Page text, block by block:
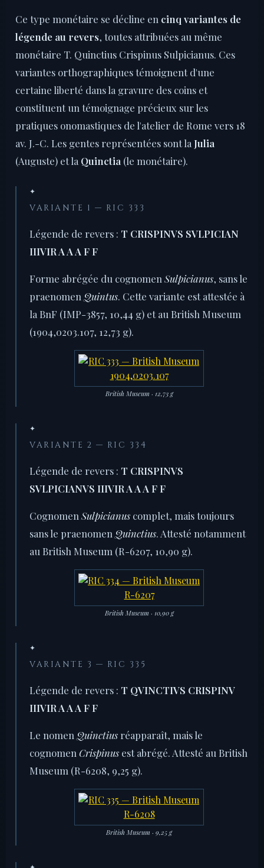
Ce type monétaire se décline en cinq variantes de
légende au revers, toutes attribuées au même
monétaire T. Quinctius Crispinus Sulpicianus. Ces
variantes orthographiques témoignent d'une
certaine liberté dans la gravure des coins et
constituent un témoignage précieux sur les
pratiques onomastiques de l'atelier de Rome vers 18
av. J.-C. Les gentes représentées sont la Julia
(Auguste) et la Quinctia (le monétaire).
✦
VARIANTE 1 — RIC 333
Légende de revers : T CRISPINVS SVLPICIAN
IIIVIR A A A F F
Forme abrégée du cognomen Sulpicianus, sans le
praenomen Quintus. Cette variante est attestée à
la BnF (IMP-3857, 10,44 g) et au British Museum
(1904,0203.107, 12,73 g).
British Museum · 12,73 g
✦
VARIANTE 2 — RIC 334
Légende de revers : T CRISPINVS
SVLPICIANVS IIIVIR A A A F F
Cognomen Sulpicianus complet, mais toujours
sans le praenomen Quinctius. Attesté notamment
au British Museum (R-6207, 10,90 g).
British Museum · 10,90 g
✦
VARIANTE 3 — RIC 335
Légende de revers : T QVINCTIVS CRISPINV
IIIVIR A A A F F
Le nomen Quinctius réapparaît, mais le
cognomen Crispinus est abrégé. Attesté au British
Museum (R-6208, 9,25 g).
British Museum · 9,25 g